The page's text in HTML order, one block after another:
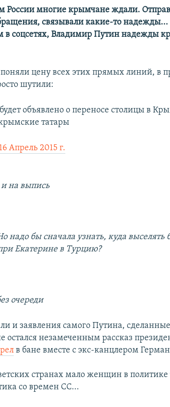
многие крымчане ждали.
связывали какие-то надежды...
в соцсетях, Владимир Путин надежды
цену всех этих прямых линий, в
шутили:
объявлено о переносе столицы в
татары
16 Апрель 2015 г.
и на выпись
надо бы сначала узнать, куда выселять
Екатерине в Турцию?
очереди
и заявления самого Путина,
остался незамеченным рассказ
в бане вместе с экс-канцлером
странах мало женщин в политике
со времен СС...